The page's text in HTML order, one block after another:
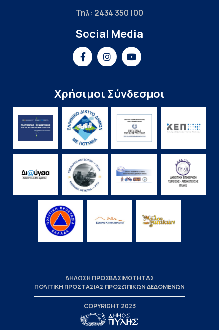
Τηλ: 2434 350 100
Social Media
Χρήσιμοι Σύνδεσμοι
COPYRIGHT 2023
ΔΗΛΩΣΗ ΠΡΟΣΒΑΣΙΜΟΤΗΤΑΣ
ΠΟΛΙΤΙΚΗ ΠΡΟΣΤΑΣΙΑΣ ΠΡΟΣΩΠΙΚΩΝ ΔΕΔΟΜΕΝΩΝ